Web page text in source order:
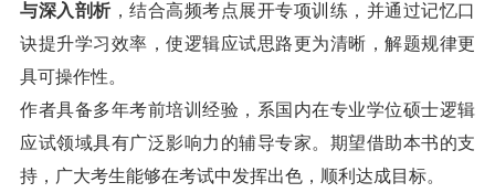
与深入剖析，结合高频考点展开专项训练，并通过记忆口
诀提升学习效率，使逻辑应试思路更为清晰，解题规律更
具可操作性。
作者具备多年考前培训经验，系国内在专业学位硕士逻辑
应试领域具有广泛影响力的辅导专家。期望借助本书的支
持，广大考生能够在考试中发挥出色，顺利达成目标。